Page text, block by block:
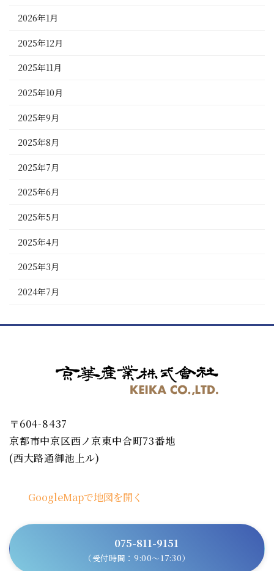
2026年1月
2025年12月
2025年11月
2025年10月
2025年9月
2025年8月
2025年7月
2025年6月
2025年5月
2025年4月
2025年3月
2024年7月
〒604-8437
京都市中京区西ノ京東中合町73番地
(西大路通御池上ル)
GoogleMapで地図を開く
075-811-9151
（受付時間：9:00～17:30）